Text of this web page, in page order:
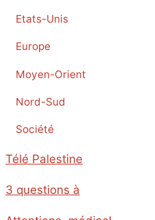
Etats-Unis
Europe
Moyen-Orient
Nord-Sud
Société
Télé Palestine
3 questions à